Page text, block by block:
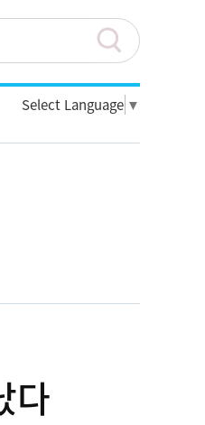
Select Language ▼
다